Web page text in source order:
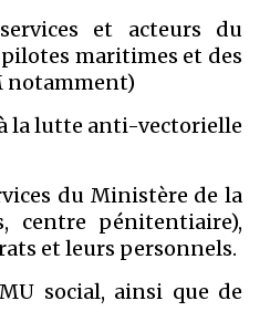
et acteurs du
pilotes maritimes et des
notamment)
la lutte anti-vectorielle
du Ministère de la
centre pénitentiaire),
et leurs personnels.
social, ainsi que de